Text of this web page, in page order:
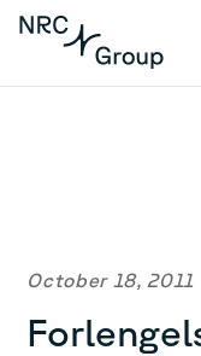
October 18, 2011